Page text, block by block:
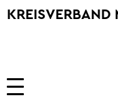
KREISVERBAND
Toggle navigation